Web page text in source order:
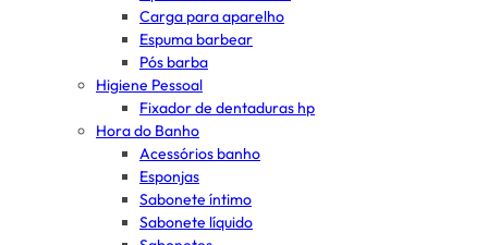
Carga para aparelho
Espuma barbear
Pós barba
Higiene Pessoal
Fixador de dentaduras hp
Hora do Banho
Acessórios banho
Esponjas
Sabonete íntimo
Sabonete líquido